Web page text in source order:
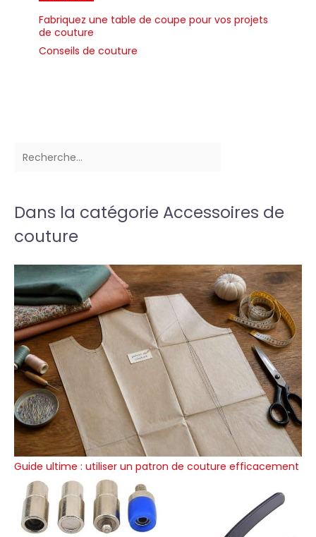
Fabriquez une table de coupe pour vos projets
de couture
Conseils de couture
Dans la catégorie Accessoires de
couture
Guide ultime : utiliser un patron de couture efficacement